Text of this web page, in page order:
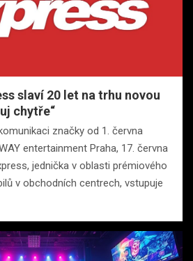
slaví 20 let na trhu novou
chytře“
značky od 1. června
entertainment Praha, 17. června
jednička v oblasti prémiového
v obchodních centrech, vstupuje